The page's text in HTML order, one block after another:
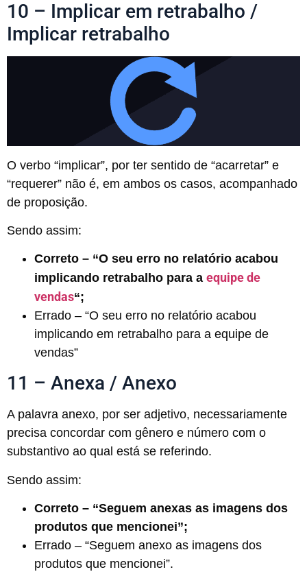
10 – Implicar em retrabalho /
Implicar retrabalho
O verbo “implicar”, por ter sentido de “acarretar” e
“requerer” não é, em ambos os casos, acompanhado
de proposição.
Sendo assim:
Correto – “O seu erro no relatório acabou
implicando retrabalho para a equipe de
vendas“;
Errado – “O seu erro no relatório acabou
implicando em retrabalho para a equipe de
vendas”
11 – Anexa / Anexo
A palavra anexo, por ser adjetivo, necessariamente
precisa concordar com gênero e número com o
substantivo ao qual está se referindo.
Sendo assim:
Correto – “Seguem anexas as imagens dos
produtos que mencionei”;
Errado – “Seguem anexo as imagens dos
produtos que mencionei”.